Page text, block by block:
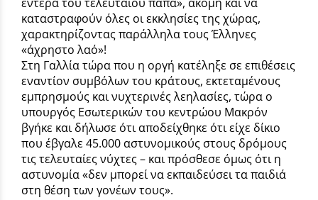
καταστραφούν όλες οι εκκλησίες της χώρας,
χαρακτηρίζοντας παράλληλα τους Έλληνες
«άχρηστο λαό»!
Στη Γαλλία τώρα που η οργή κατέληξε σε επιθέσεις
εναντίον συμβόλων του κράτους, εκτεταμένους
εμπρησμούς και νυχτερινές λεηλασίες, τώρα ο
υπουργός Εσωτερικών του κεντρώου Μακρόν
βγήκε και δήλωσε ότι αποδείχθηκε ότι είχε δίκιο
που έβγαλε 45.000 αστυνομικούς στους δρόμους
τις τελευταίες νύχτες – και πρόσθεσε όμως ότι η
αστυνομία «δεν μπορεί να εκπαιδεύσει τα παιδιά
στη θέση των γονέων τους».